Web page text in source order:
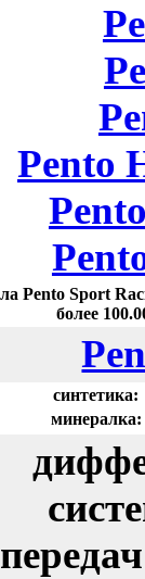
Pento
Pento Sport
более
синтетика:
минералка: